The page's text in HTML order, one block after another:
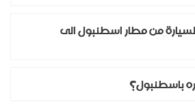
من مطار اسطنبول الى
باسطنبول؟